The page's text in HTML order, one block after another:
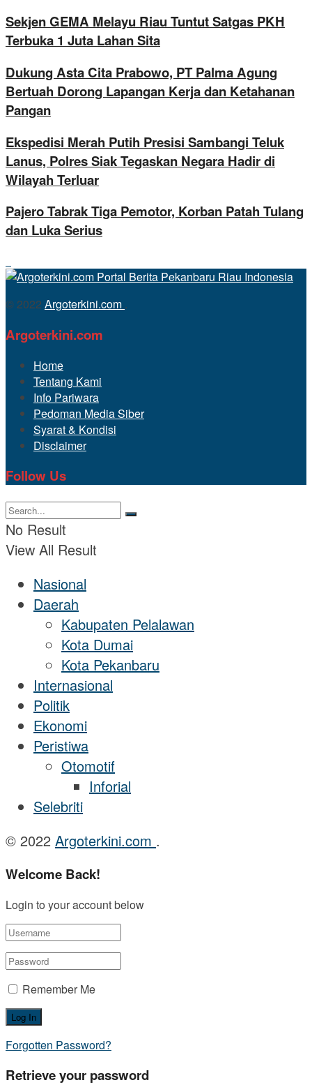
Sekjen GEMA Melayu Riau Tuntut Satgas PKH
Terbuka 1 Juta Lahan Sita
Dukung Asta Cita Prabowo, PT Palma Agung
Bertuah Dorong Lapangan Kerja dan Ketahanan
Pangan
Ekspedisi Merah Putih Presisi Sambangi Teluk
Lanus, Polres Siak Tegaskan Negara Hadir di
Wilayah Terluar
Pajero Tabrak Tiga Pemotor, Korban Patah Tulang
dan Luka Serius
© 2022 Argoterkini.com .
Argoterkini.com
Home
Tentang Kami
Info Pariwara
Pedoman Media Siber
Syarat & Kondisi
Disclaimer
Follow Us
No Result
View All Result
Nasional
Daerah
Kabupaten Pelalawan
Kota Dumai
Kota Pekanbaru
Internasional
Politik
Ekonomi
Peristiwa
Otomotif
Inforial
Selebriti
© 2022 Argoterkini.com .
Welcome Back!
Login to your account below
Remember Me
Forgotten Password?
Retrieve your password